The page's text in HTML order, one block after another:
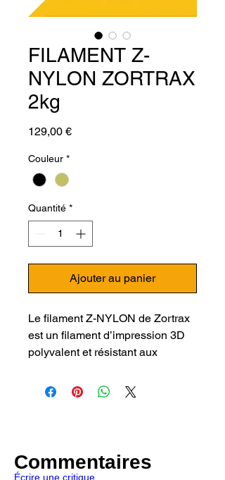
FILAMENT Z-
NYLON ZORTRAX
2kg
129,00 €Prix
Couleur *
Quantité *
Ajouter au panier
Le filament Z-NYLON de Zortrax
est un filament d’impression 3D
polyvalent et résistant aux
produits chimiques. Il est difficile
pour l'impression 3D de petites et
moyennes pièces, il est sensible
Commentaires
Écrire une critique